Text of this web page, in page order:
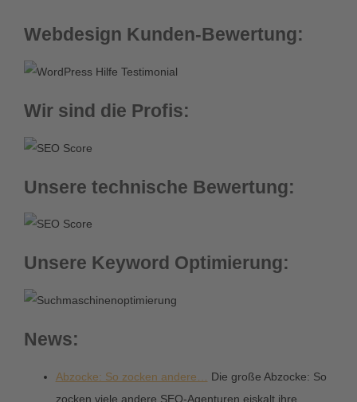
Webdesign Kunden-Bewertung:
Wir sind die Profis:
Unsere technische Bewertung:
Unsere Keyword Optimierung:
News:
Abzocke: So zocken andere… Die große Abzocke: So
zocken viele andere SEO-Agenturen eiskalt ihre